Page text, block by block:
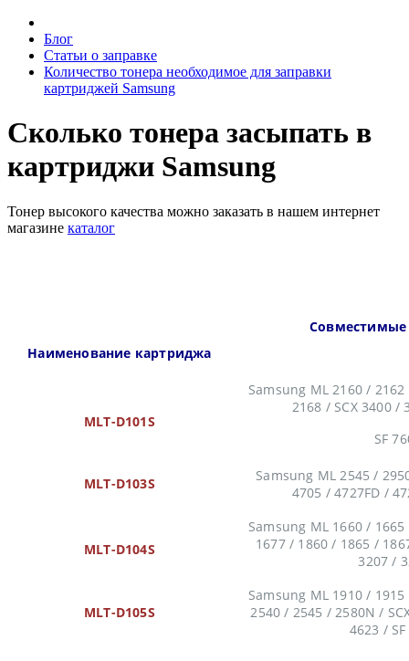
Блог
Статьи о заправке
Количество тонера необходимое для заправки
картриджей Samsung
Сколько тонера засыпать в
картриджи Samsung
Тонер высокого качества можно заказать в нашем интернет
магазине каталог
Наименование картриджа
MLT-D101S
Samsung ML 2160 /
2168 / SCX 3400 /
SF
MLT-D103S
Samsung ML 2545 /
4705 / 4727FD /
MLT-D104S
Samsung ML 1660 /
1677 / 1860 / 1865 /
3207 /
MLT-D105S
Samsung ML 1910 /
2540 / 2545 / 2580N /
4623 /